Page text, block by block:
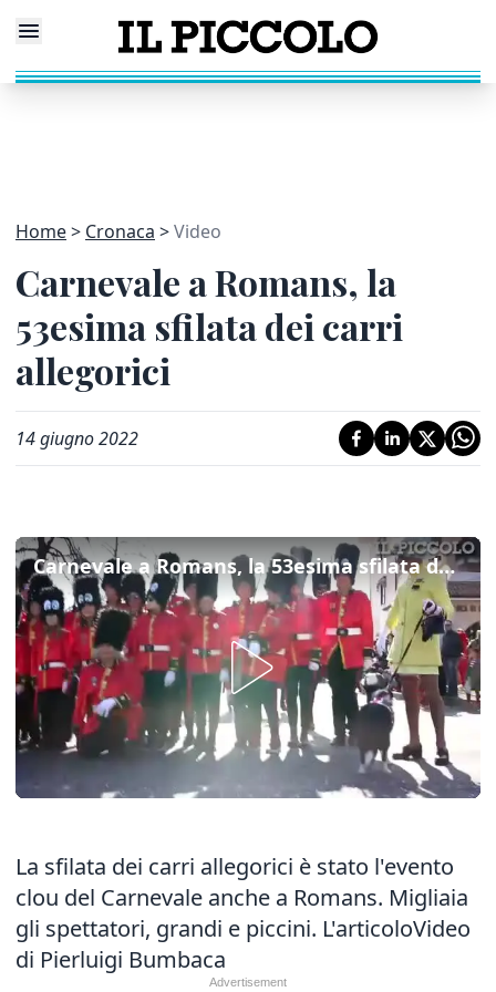
Home Cronaca Video
Carnevale a Romans, la
53esima sfilata dei carri
allegorici
14 giugno 2022
Carnevale a Romans, la 53esima sfilata dei carri allegorici
La sfilata dei carri allegorici è stato l'evento
clou del Carnevale anche a Romans. Migliaia
gli spettatori, grandi e piccini. L'articoloVideo
di Pierluigi Bumbaca